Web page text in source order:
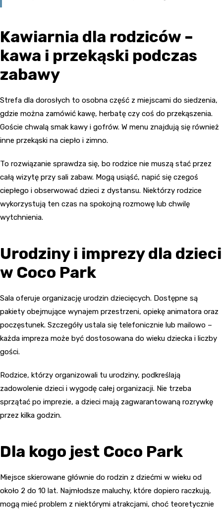
Kawiarnia dla rodziców –
kawa i przekąski podczas
zabawy
Strefa dla dorosłych to osobna część z miejscami do siedzenia,
gdzie można zamówić kawę, herbatę czy coś do przekąszenia.
Goście chwalą smak kawy i gofrów. W menu znajdują się również
inne przekąski na ciepło i zimno.
To rozwiązanie sprawdza się, bo rodzice nie muszą stać przez
całą wizytę przy sali zabaw. Mogą usiąść, napić się czegoś
ciepłego i obserwować dzieci z dystansu. Niektórzy rodzice
wykorzystują ten czas na spokojną rozmowę lub chwilę
wytchnienia.
Urodziny i imprezy dla dzieci
w Coco Park
Sala oferuje organizację urodzin dziecięcych. Dostępne są
pakiety obejmujące wynajem przestrzeni, opiekę animatora oraz
poczęstunek. Szczegóły ustala się telefonicznie lub mailowo –
każda impreza może być dostosowana do wieku dziecka i liczby
gości.
Rodzice, którzy organizowali tu urodziny, podkreślają
zadowolenie dzieci i wygodę całej organizacji. Nie trzeba
sprzątać po imprezie, a dzieci mają zagwarantowaną rozrywkę
przez kilka godzin.
Dla kogo jest Coco Park
Miejsce skierowane głównie do rodzin z dziećmi w wieku od
około 2 do 10 lat. Najmłodsze maluchy, które dopiero raczkują,
mogą mieć problem z niektórymi atrakcjami, choć teoretycznie